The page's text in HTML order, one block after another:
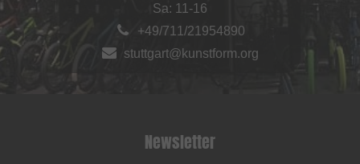
Sa: 11-16
+49/711/21954890
stuttgart@kunstform.org
Newsletter